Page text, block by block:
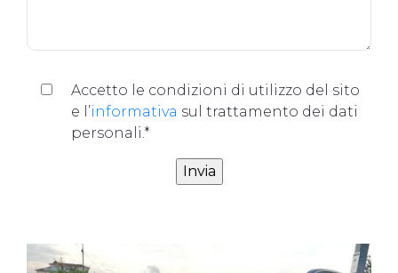
Accetto le condizioni di utilizzo del sito
e l’informativa sul trattamento dei dati
personali.*